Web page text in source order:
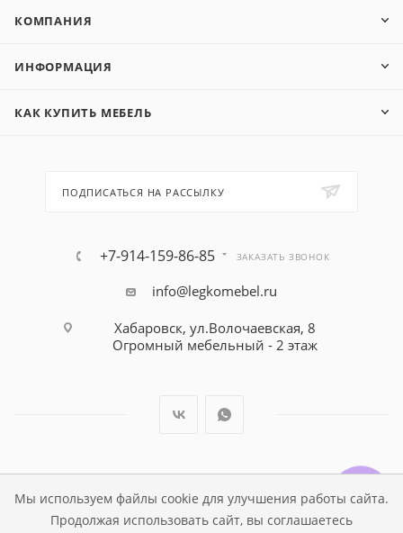
Мы используем файлы cookie для улучшения работы сайта.
Продолжая использовать сайт, вы соглашаетесь
КОМПАНИЯ
ИНФОРМАЦИЯ
КАК КУПИТЬ МЕБЕЛЬ
ПОДПИСАТЬСЯ НА РАССЫЛКУ
+7-914-159-86-85 ЗАКАЗАТЬ ЗВОНОК
info@legkomebel.ru
Хабаровск, ул.Волочаевская, 8
Огромный мебельный - 2 этаж